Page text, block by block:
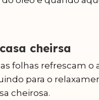
cheirsa
folhas refrescam
para o
cheirosa.